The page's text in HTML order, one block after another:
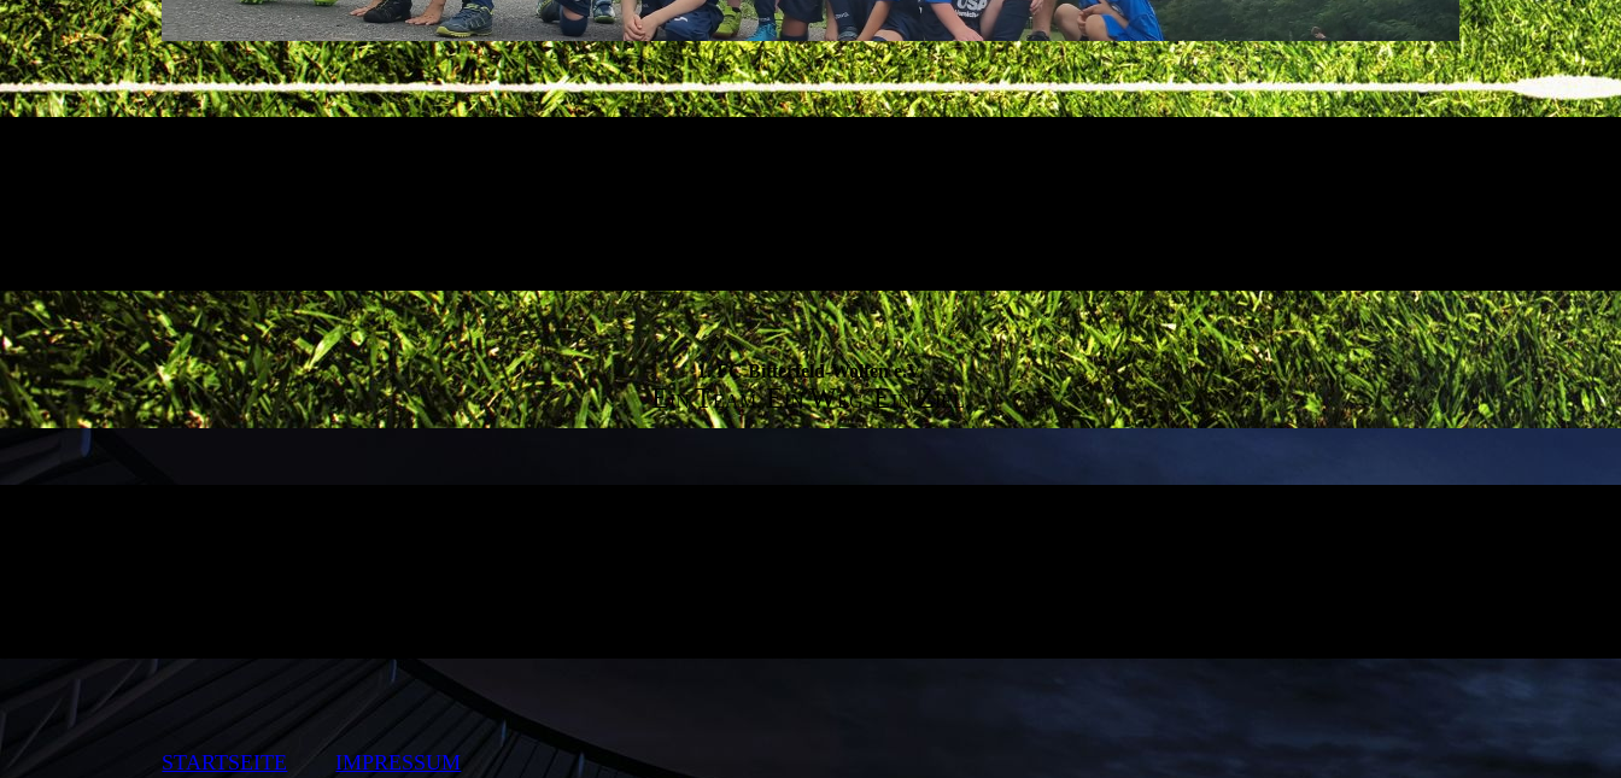
1. FC Bitterfeld-Wolfen e.V.
EINTEAM.EINWEG.EINZIEL.
STARTSEITE IMPRESSUM